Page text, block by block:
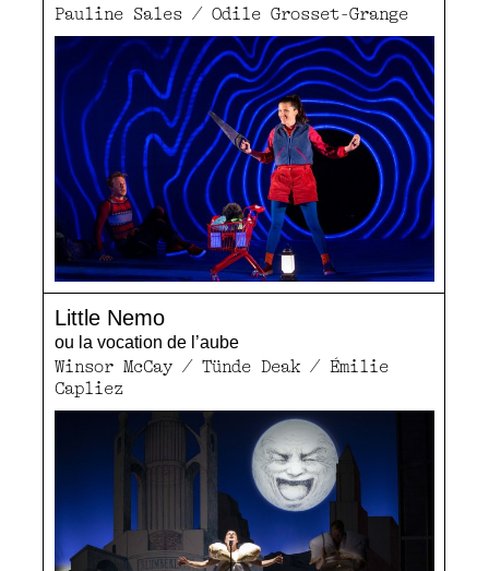
Pauline Sales / Odile Grosset-Grange
Little Nemo
ou la vocation de l’aube
Winsor McCay / Tünde Deak / Émilie
Capliez